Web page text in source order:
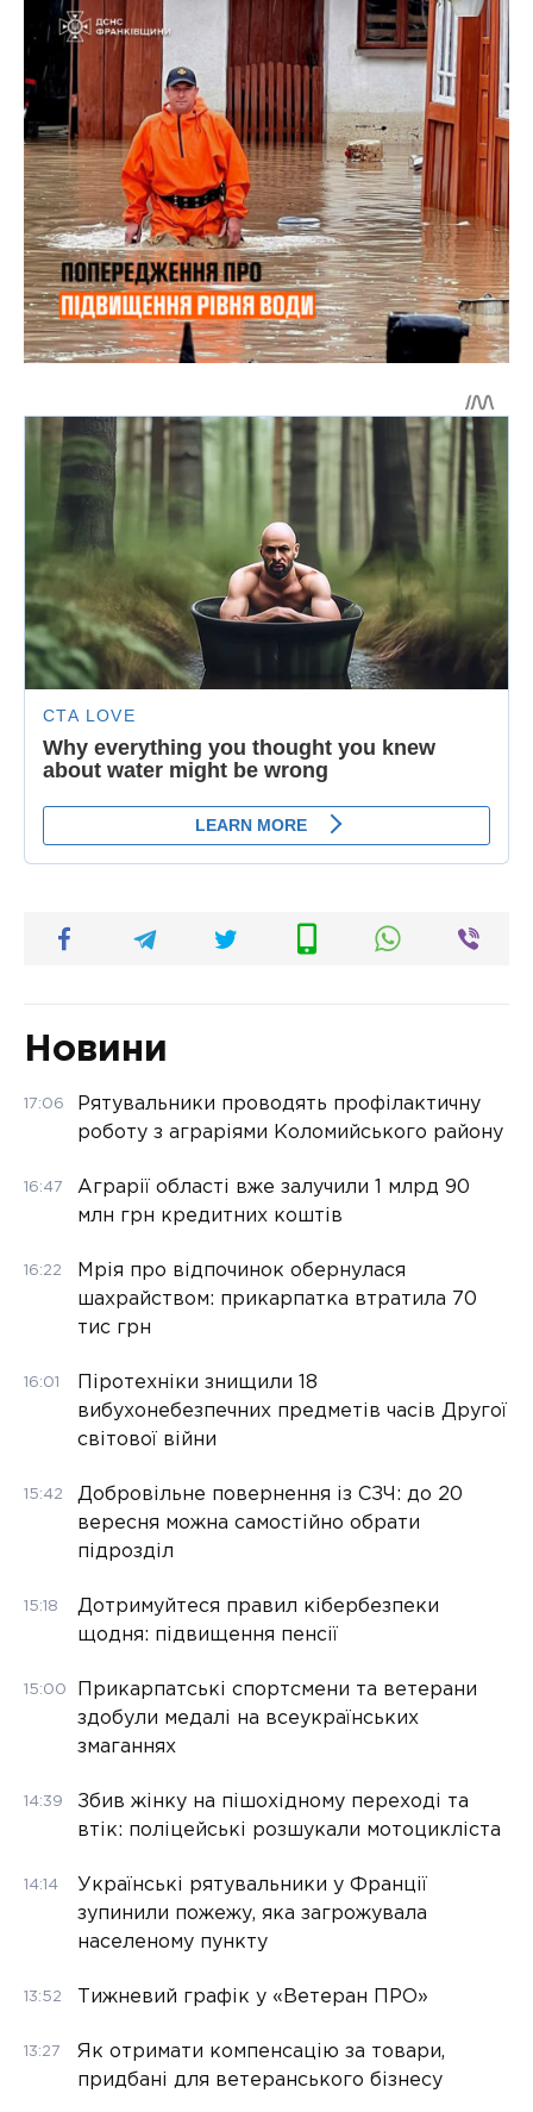
Новини
17:06
Рятувальники проводять профілактичну
роботу з аграріями Коломийського району
16:47
Аграрії області вже залучили 1 млрд 90
млн грн кредитних коштів
16:22
Мрія про відпочинок обернулася
шахрайством: прикарпатка втратила 70
тис грн
16:01
Піротехніки знищили 18
вибухонебезпечних предметів часів Другої
світової війни
15:42
Добровільне повернення із СЗЧ: до 20
вересня можна самостійно обрати
підрозділ
15:18
Дотримуйтеся правил кібербезпеки
щодня: підвищення пенсії
15:00
Прикарпатські спортсмени та ветерани
здобули медалі на всеукраїнських
змаганнях
14:39
Збив жінку на пішохідному переході та
втік: поліцейські розшукали мотоцикліста
14:14
Українські рятувальники у Франції
зупинили пожежу, яка загрожувала
населеному пункту
13:52 Тижневий графік у «Ветеран ПРО»
13:27
Як отримати компенсацію за товари,
придбані для ветеранського бізнесу